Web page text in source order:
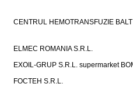
CENTRUL HEMOTRANSFUZIE
ELMEC ROMANIA S.R.L.
EXOIL-GRUP S.R.L. supermarket
FOCTEH S.R.L.